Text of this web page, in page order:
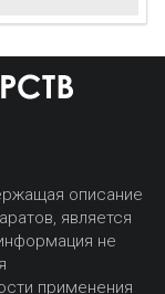
описание
является
не
применения